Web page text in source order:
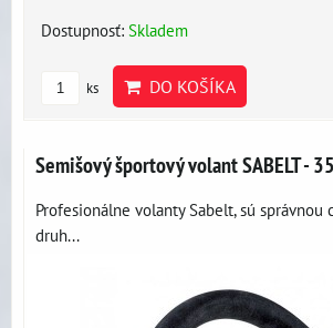
Dostupnosť: Skladem
ks DO KOŠÍKA
Semišový športový volant SABELT -
Profesionálne volanty Sabelt, sú správnou
druh...